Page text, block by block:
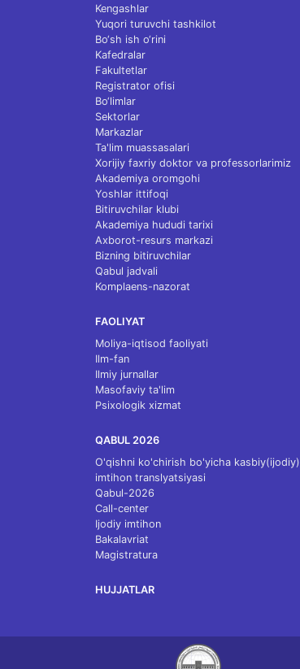
Kengashlar
Yuqori turuvchi tashkilot
Bo‘sh ish o‘rini
Kafedralar
Fakultetlar
Registrator ofisi
Bo‘limlar
Sektorlar
Markazlar
Ta'lim muassasalari
Xorijiy faxriy doktor va professorlarimiz
Akademiya oromgohi
Yoshlar ittifoqi
Bitiruvchilar klubi
Akademiya hududi tarixi
Axborot-resurs markazi
Bizning bitiruvchilar
Qabul jadvali
Komplaens-nazorat
FAOLIYAT
Moliya-iqtisod faoliyati
Ilm-fan
Ilmiy jurnallar
Masofaviy ta'lim
Psixologik xizmat
QABUL 2026
O'qishni ko'chirish bo'yicha kasbiy(ijodiy)
imtihon translyatsiyasi
Qabul-2026
Call-center
Ijodiy imtihon
Bakalavriat
Magistratura
HUJJATLAR